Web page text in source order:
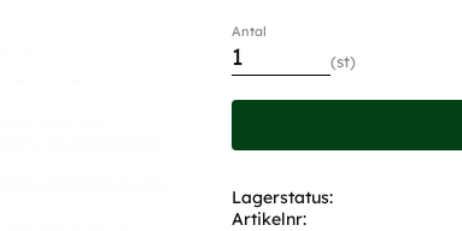
Antal
st
Lagerstatus
Artikelnr